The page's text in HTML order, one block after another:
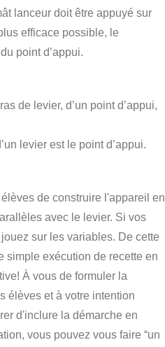
lanceur doit être appuyé sur
efficace possible, le
point d’appui.
de levier, d’un point d’appui,
levier est le point d’appui.
de construire l'appareil en
avec le levier. Si vos
sur les variables. De cette
simple exécution de recette en
À vous de formuler la
élèves et à votre intention
d'inclure la démarche en
vous pouvez vous faire “un